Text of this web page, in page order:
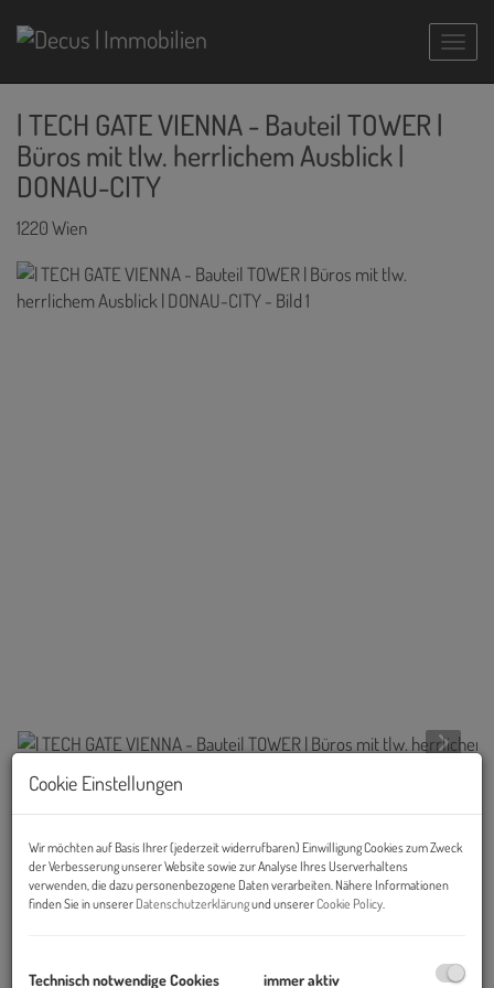
| TECH GATE VIENNA - Bauteil TOWER |
Büros mit tlw. herrlichem Ausblick |
DONAU-CITY
1220 Wien
Beschreibung
Objekt und Lage:
2005 wurdeals Erweiterung des Tech Gatemit dem
als auch an die U-Bahn, fertiggestellt.
Cookie Einstellungen
Wir möchten auf Basis Ihrer (jederzeit widerrufbaren) Einwilligung Cookies zum Zweck
der Verbesserung unserer Website sowie zur Analyse Ihres Userverhaltens
verwenden, die dazu personenbezogene Daten verarbeiten. Nähere Informationen
finden Sie in unserer Datenschutzerklärungund unsererCookie Policy
Technisch notwendige Cookies immer aktiv